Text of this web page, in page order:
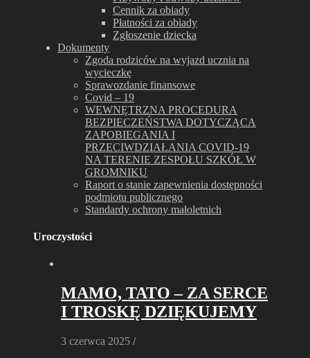
Cennik za obiady
Płatności za obiady
Zgłoszenie dziecka
Dokumenty
Zgoda rodziców na wyjazd ucznia na
wycieczkę
Sprawozdanie finansowe
Covid – 19
WEWNĘTRZNA PROCEDURA
BEZPIECZEŃSTWA DOTYCZĄCA
ZAPOBIEGANIA I
PRZECIWDZIAŁANIA COVID-19
NA TERENIE ZESPOŁU SZKÓŁ W
GROMNIKU
Raport o stanie zapewnienia dostępności
podmiotu publicznego
Standardy ochrony małoletnich
Uroczystości
MAMO, TATO – ZA SERCE
I TROSKĘ DZIĘKUJEMY
3 czerwca 2025 /